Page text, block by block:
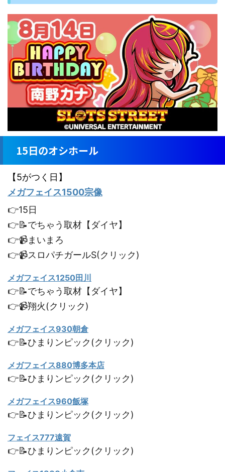
15日のオシホール
【5がつく日】
メガフェイス1500宗像
👉15日
👉📝でちゃう取材【ダイヤ】
👉📹まいまろ
👉📹スロパチガールS(クリック)
メガフェイス1250田川
👉📝でちゃう取材【ダイヤ】
👉📹翔火(クリック)
メガフェイス930朝倉
👉📝ひまりンピック(クリック)
メガフェイス880博多本店
👉📝ひまりンピック(クリック)
メガフェイス960飯塚
👉📝ひまりンピック(クリック)
フェイス777遠賀
👉📝ひまりンピック(クリック)